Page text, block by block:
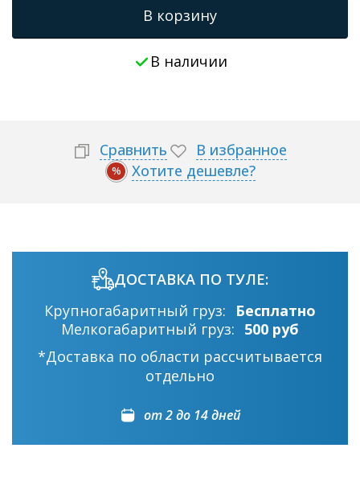
В корзину
В наличии
Сравнить В избранное
% Хотите дешевле?
ДОСТАВКА ПО ТУЛЕ:
Крупногабаритный груз:
Бесплатно
Мелкогабаритный груз: 500 руб
*Доставка по области рассчитывается
отдельно
от 2 до 14 дней